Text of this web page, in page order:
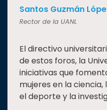
Santos Guzmán
Rector de la UANL
El directivo
de estos foros, la
iniciativas que
mujeres en la
el deporte y la